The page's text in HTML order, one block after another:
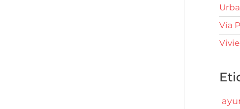
Vía